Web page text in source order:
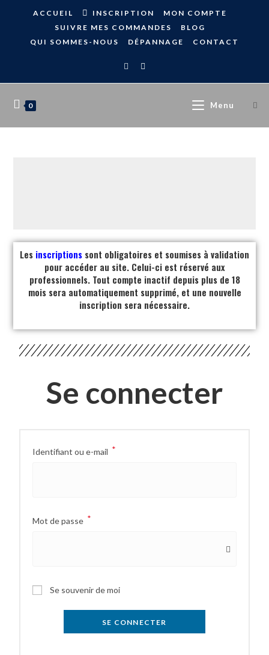
ACCUEIL INSCRIPTION
MON COMPTE
SUIVRE MES COMMANDES
BLOG
QUI SOMMES-NOUS
DÉPANNAGE CONTACT
0 Menu
Les inscriptions sont obligatoires et soumises à validation
pour accéder au site. Celui-ci est réservé aux
professionnels. Tout compte inactif depuis plus de 18
mois sera automatiquement supprimé, et une nouvelle
inscription sera nécessaire.
Se connecter
Identifiant ou e-mail *
Mot de passe *
Se souvenir de moi
SE CONNECTER